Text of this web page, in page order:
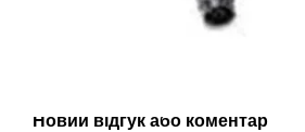
Новий відгук або коментар